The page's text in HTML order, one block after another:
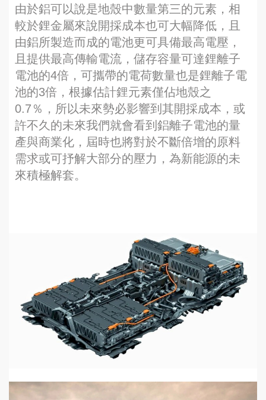
由於鋁可以說是地殼中數量第三的元素，相
較於鋰金屬來說開採成本也可大幅降低，且
由鋁所製造而成的電池更可具備最高電壓，
且提供最高傳輸電流，儲存容量可達鋰離子
電池的4倍，可攜帶的電荷數量也是鋰離子電
池的3倍，根據估計鋰元素僅佔地殼之
0.7％，所以未來勢必影響到其開採成本，或
許不久的未來我們就會看到鋁離子電池的量
產與商業化，屆時也將對於不斷倍增的原料
需求或可抒解大部分的壓力，為新能源的未
來積極解套。